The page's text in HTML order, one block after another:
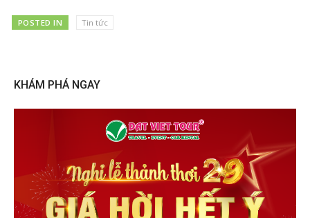
POSTED IN Tin tức
KHÁM PHÁ NGAY